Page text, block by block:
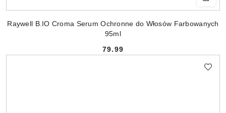
Raywell B.IO Croma Serum Ochronne do Włosów Farbowanych
95ml
Cena:
79.99